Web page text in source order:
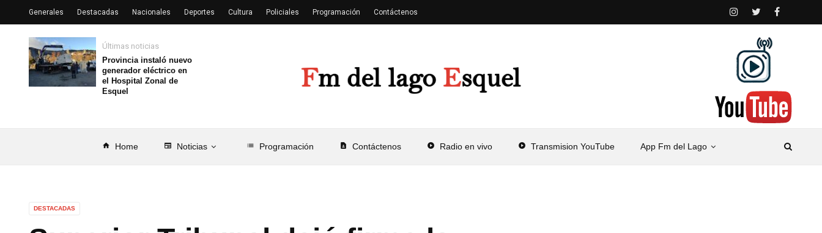
home Home newspaper Noticias list Programación contact_page Contáctenos play_circle Radio en vivo play_circle Transmision YouTube App Fm del Lago
Últimas noticias
Provincia instaló nuevo
generador eléctrico en
el Hospital Zonal de
Esquel
Generales Destacadas Nacionales Deportes Cultura Policiales Programación Contáctenos
DESTACADAS